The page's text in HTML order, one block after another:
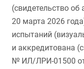
(свидетельство
20 марта 2026
испытаний
и аккредитована
№ ИЛ/ЛРИ-01500